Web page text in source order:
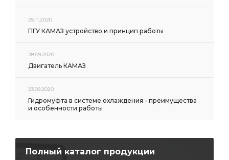
заглушек Дайдо
Привод вентилятора гидромуфта
вентилятора гидромуфта Клапан выпускной
Прокладка выпускного
Прокладка выпускного коллектора Трубка ТНВД
25.11.2020
ПГУ КАМАЗ устройство и принцип работы
28.09.2020
Двигатель КАМАЗ
23.09.2020
Гидромуфта в системе охлаждения - преимущества
и особенности работы
Полный каталог продукции